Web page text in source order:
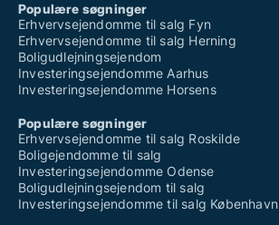
Populære søgninger
Erhvervsejendomme til salg Fyn
Erhvervsejendomme til salg Herning
Boligudlejningsejendom
Investeringsejendomme Aarhus
Investeringsejendomme Horsens
Populære søgninger
Erhvervsejendomme til salg Roskilde
Boligejendomme til salg
Investeringsejendomme Odense
Boligudlejningsejendom til salg
Investeringsejendomme til salg København